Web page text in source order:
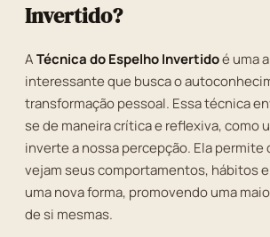
Invertido?
ATécnica do Espelho Invertidoé uma
interessante que busca o
transformação pessoal. Essa técnica
se de maneira crítica e reflexiva, como
inverte a nossa percepção. Ela permite
vejam seus comportamentos, hábitos
uma nova forma, promovendo uma
de si mesmas.